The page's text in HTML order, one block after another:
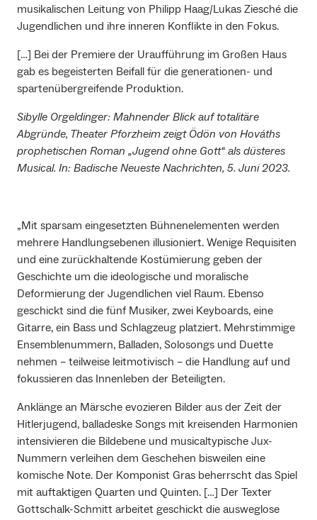
musikalischen Leitung von Philipp Haag/Lukas Ziesché die
Jugendlichen und ihre inneren Konflikte in den Fokus.
[…] Bei der Premiere der Uraufführung im Großen Haus
gab es begeisterten Beifall für die generationen- und
spartenübergreifende Produktion.
Sibylle Orgeldinger: Mahnender Blick auf totalitäre
Abgründe, Theater Pforzheim zeigt Ödön von Hováths
prophetischen Roman „Jugend ohne Gott“ als düsteres
Musical. In: Badische Neueste Nachrichten, 5. Juni 2023.
„Mit sparsam eingesetzten Bühnenelementen werden
mehrere Handlungsebenen illusioniert. Wenige Requisiten
und eine zurückhaltende Kostümierung geben der
Geschichte um die ideologische und moralische
Deformierung der Jugendlichen viel Raum. Ebenso
geschickt sind die fünf Musiker, zwei Keyboards, eine
Gitarre, ein Bass und Schlagzeug platziert. Mehrstimmige
Ensemblenummern, Balladen, Solosongs und Duette
nehmen – teilweise leitmotivisch – die Handlung auf und
fokussieren das Innenleben der Beteiligten.
Anklänge an Märsche evozieren Bilder aus der Zeit der
Hitlerjugend, balladeske Songs mit kreisenden Harmonien
intensivieren die Bildebene und musicaltypische Jux-
Nummern verleihen dem Geschehen bisweilen eine
komische Note. Der Komponist Gras beherrscht das Spiel
mit auftaktigen Quarten und Quinten. […] Der Texter
Gottschalk-Schmitt arbeitet geschickt die ausweglose